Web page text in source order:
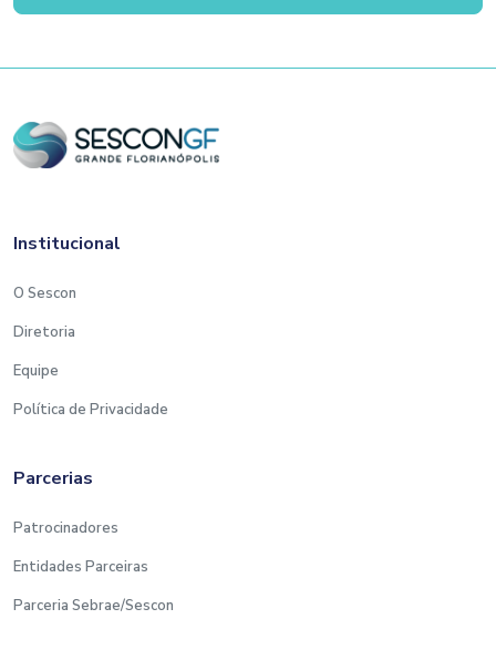
Institucional
O Sescon
Diretoria
Equipe
Política de Privacidade
Parcerias
Patrocinadores
Entidades Parceiras
Parceria Sebrae/Sescon